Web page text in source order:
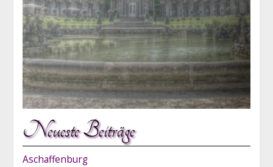
Neueste Beiträge
Aschaffenburg